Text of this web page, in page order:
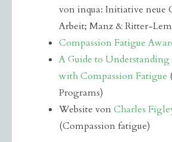
von inqua: Initiative neue
Arbeit; Manz & Ritter-
Compassion Fatigue
A Guide to
with Compassion Fatigue
Programs)
Website von Charles
(Compassion fatigue)